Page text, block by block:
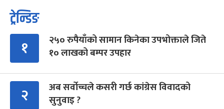
ट्रेन्डिङ
१
२५० रुपैयाँको सामान किनेका उपभोक्ताले जिते
१० लाखको बम्पर उपहार
२
अब सर्वोच्चले कसरी गर्छ कांग्रेस विवादको
सुनुवाइ ?